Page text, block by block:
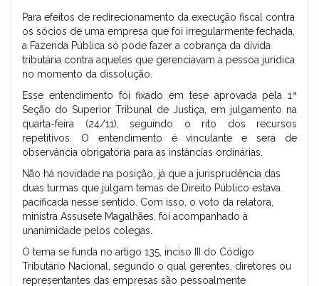
Para efeitos de redirecionamento da execução fiscal contra
os sócios de uma empresa que foi irregularmente fechada,
a Fazenda Pública só pode fazer a cobrança da dívida
tributária contra aqueles que gerenciavam a pessoa jurídica
no momento da dissolução.
Esse entendimento foi fixado em tese aprovada pela 1ª
Seção do Superior Tribunal de Justiça, em julgamento na
quarta-feira (24/11), seguindo o rito dos recursos
repetitivos. O entendimento é vinculante e será de
observância obrigatória para as instâncias ordinárias.
Não há novidade na posição, já que a jurisprudência das
duas turmas que julgam temas de Direito Público estava
pacificada nesse sentido. Com isso, o voto da relatora,
ministra Assusete Magalhães, foi acompanhado à
unanimidade pelos colegas.
O tema se funda no artigo 135, inciso III do Código
Tributário Nacional, segundo o qual gerentes, diretores ou
representantes das empresas são pessoalmente